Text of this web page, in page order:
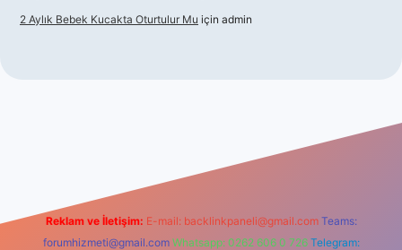
2 Aylık Bebek Kucakta Oturtulur Mu için admin
Reklam ve İletişim: E-mail: backlinkpaneli@gmail.com Teams:
forumhizmeti@gmail.com Whatsapp: 0262 606 0 726 Telegram: